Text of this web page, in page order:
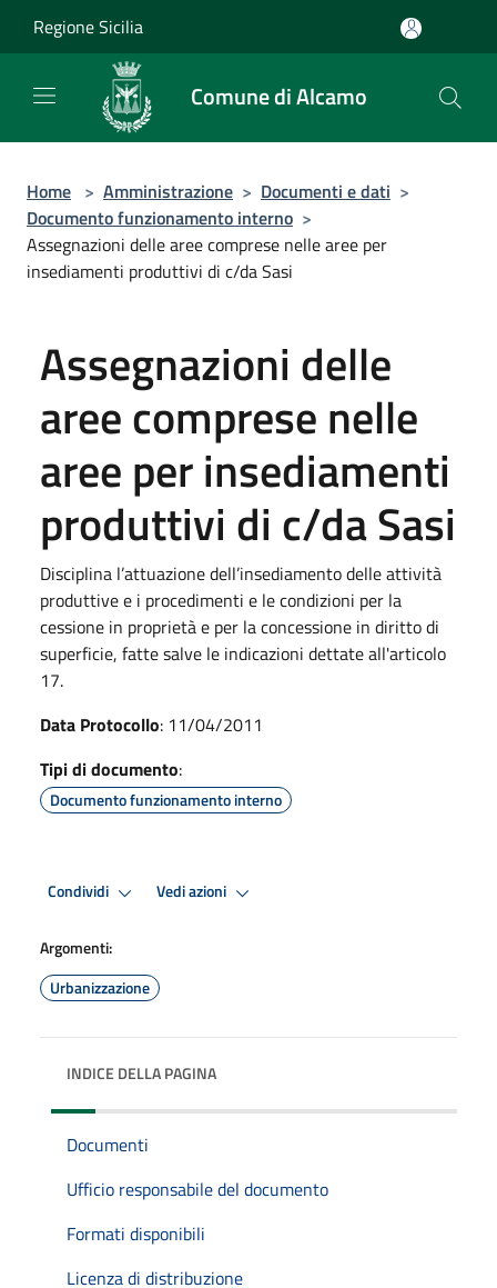
Regione Sicilia
Comune di Alcamo
Home > Amministrazione > Documenti e dati >
Documento funzionamento interno >
Assegnazioni delle aree comprese nelle aree per
insediamenti produttivi di c/da Sasi
Assegnazioni delle
aree comprese nelle
aree per insediamenti
produttivi di c/da Sasi
Disciplina l’attuazione dell’insediamento delle attività
produttive e i procedimenti e le condizioni per la
cessione in proprietà e per la concessione in diritto di
superficie, fatte salve le indicazioni dettate all'articolo
17.
Data Protocollo: 11/04/2011
Tipi di documento:
Documento funzionamento interno
Condividi Vedi azioni
Argomenti:
Urbanizzazione
INDICE DELLA PAGINA
Documenti
Ufficio responsabile del documento
Formati disponibili
Licenza di distribuzione